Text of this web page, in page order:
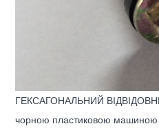
ГЕКСАГОНАЛЬНИЙ
чорною пластиковою машиною